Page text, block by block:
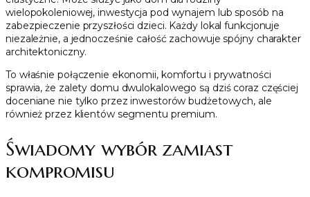
wielopokoleniowej, inwestycja pod wynajem lub sposób na
zabezpieczenie przyszłości dzieci. Każdy lokal funkcjonuje
niezależnie, a jednocześnie całość zachowuje spójny charakter
architektoniczny.
To właśnie połączenie ekonomii, komfortu i prywatności
sprawia, że zalety domu dwulokalowego są dziś coraz częściej
doceniane nie tylko przez inwestorów budżetowych, ale
również przez klientów segmentu premium.
Świadomy wybór zamiast
kompromisu